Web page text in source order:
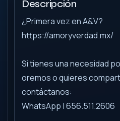
Descripción
¿Primera vez en A&V?
https://amoryverdad.mx/
Si tienes una necesidad
oremos o quieres
contáctanos:
WhatsApp | 656.511.2606